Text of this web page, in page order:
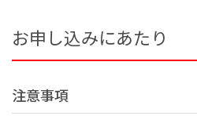
お申し込みにあたり
注意事項